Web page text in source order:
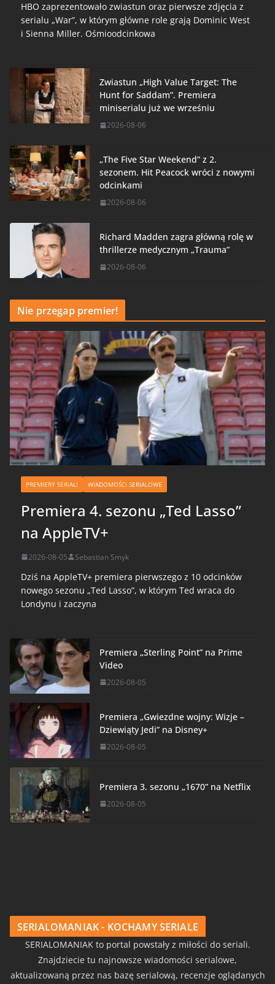
HBO zaprezentowało zwiastun oraz pierwsze zdjęcia z
serialu „War”, w którym główne role grają Dominic West
i Sienna Miller. Ośmioodcinkowa
Zwiastun „High Value Target: The
Hunt for Saddam”. Premiera
miniserialu już we wrześniu
2026-08-06
„The Five Star Weekend” z 2.
sezonem. Hit Peacock wróci z nowymi
odcinkami
2026-08-06
Richard Madden zagra główną rolę w
thrillerze medycznym „Trauma”
2026-08-06
Nie przegap premier!
PREMIERY SERIALI WIADOMOŚCI SERIALOWE
Premiera 4. sezonu „Ted Lasso”
na AppleTV+
2026-08-05 Sebastian Smyk
Dziś na AppleTV+ premiera pierwszego z 10 odcinków
nowego sezonu „Ted Lasso”, w którym Ted wraca do
Londynu i zaczyna
Premiera „Sterling Point” na Prime
Video
2026-08-05
Premiera „Gwiezdne wojny: Wizje –
Dziewiąty Jedi” na Disney+
2026-08-05
Premiera 3. sezonu „1670” na Netflix
2026-08-05
SERIALOMANIAK - KOCHAMY SERIALE
SERIALOMANIAK to portal powstały z miłości do seriali.
Znajdziecie tu najnowsze wiadomości serialowe,
aktualizowaną przez nas bazę serialową, recenzje oglądanych